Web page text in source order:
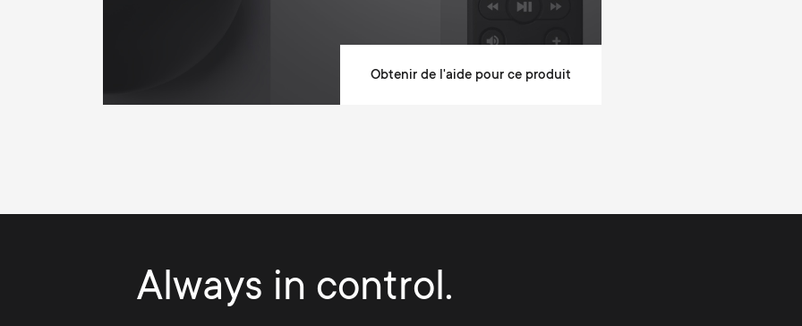
Obtenir de l'aide pour ce produit
Always in control.